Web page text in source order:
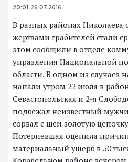
20:01 26.07.2016
В разных районах Николаева
жертвами грабителей стали
этом сообщили в отделе
управления Национальной
области. В одном из
напали утром 22 июля в
Севастопольская и 2-я
подбежал неизвестный
сорвал с шеи золотую
Потерпевшая оценила
материальный ущерб в 50